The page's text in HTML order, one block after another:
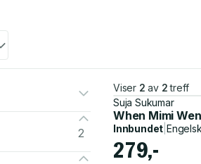
2
Viser 2 av 2 treff
Suja Sukumar
When Mimi
Innbundet |Engelsk
279,-